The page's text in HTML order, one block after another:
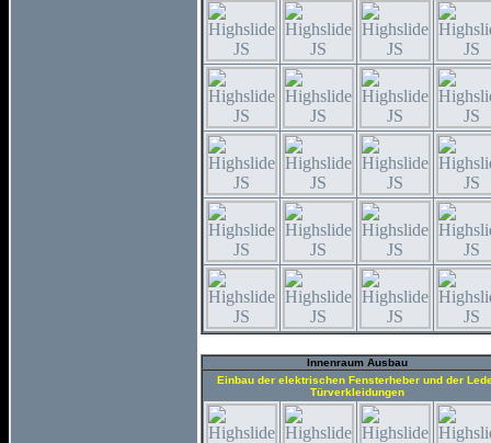
Innenraum Ausbau
Einbau der elektrischen Fensterheber und der
Türverkleidungen